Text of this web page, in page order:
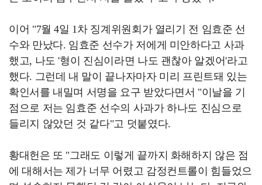
이어 "7월 4일 1차 징계위원회가 열리기 전 임효준 선
수와 만났다. 임효준 선수가 저에게 미안하다고 사과
했고, 나도 '형이 진심이라면 나도 괜찮아 알겠어'라고
했다. 그런데 내 말이 끝나자마자 미리 프린트돼 있는
확인서를 내밀며 서명을 요구 받았다면서 "이날을 기
점으로 저는 임효준 선수의 사과가 하나도 진심으로
들리지 않았던 것 같다"고 덧붙였다.
황대헌은 또 "그래도 이렇게 끝까지 화해하지 않은 점
에 대해서는 제가 너무 어렸고 감정컨트롤이 힘들었으